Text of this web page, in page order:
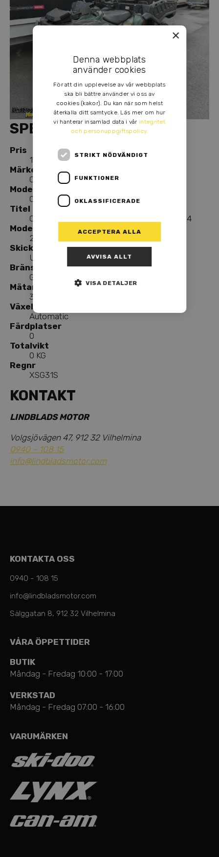
SPECIFIKATION
Pris
179 900,00 kr
Märke
Can-Am
Modell
OUTLANDER 6X6 XU+ T 650
Titel
Can-Am OUTLANDER 6X6 XU+ T 650 2024
Modellår
2024
Skick
Used
Bränsle
Gasoline
Mätarställning
316 KMT
Växellåda
Automatic
Färdplatser
0
Totalvikt
0 KG
Regnr
XSG31S
KONTAKT
LINDBLADS MOTOR
Volgsjövägen 47, 912 32 Vilhelmina
0940 – 108 15
info@lindbladsmotor.com
KONTAKTA OSS
0940 - 108 15
info@lindbladsmotor.com
Sälggatan 8, 912 32 Vilhelmina
VÅRA ÖPPETTIDER
BUTIK
Måndag - Fredag 10:00 - 17:00
VERKSTAD
Måndag - Fredag 07:00 - 16:00
VARUMÄRKEN
×
Denna webbplats
använder cookies
För att din upplevelse av vår webbplats
ska bli bättre använder vi oss av
cookies (kakor). Du kan när som helst
återkalla ditt samtycke. Läs mer om hur
vi hanterar insamlad data i vår integritet
och personuppgiftspolicy.
STRIKT NÖDVÄNDIGT
FUNKTIONER
OKLASSIFICERADE
ACCEPTERA ALLA
AVVISA ALLT
VISA DETALJER